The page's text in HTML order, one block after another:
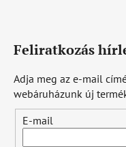
Feliratkozás
Adja meg az e-mail
webáruházunk új
E-mail